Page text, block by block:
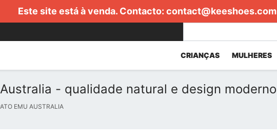
Este site está à venda. Contacto: contact@keeshoes.com
CRIANÇAS MULHERES
- qualidade natural e design moderno
EMU AUSTRALIA